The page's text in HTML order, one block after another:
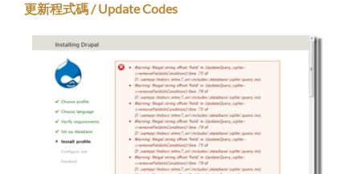
更新程式碼 / Update Codes